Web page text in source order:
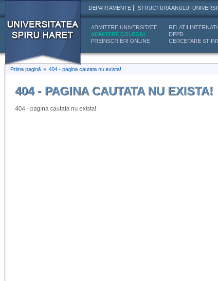
DEPARTAMENTE STRUCTURA ANULUI
ADMITERE UNIVERSITATE
ADMITERE COLEGIU
PREINSCRIERI ONLINE
RELATII
DPPD
CERCETARE
Prima pagină » 404 - pagina cautata nu exista!
404 - PAGINA CAUTATA NU EXISTA!
404 - pagina cautata nu exista!